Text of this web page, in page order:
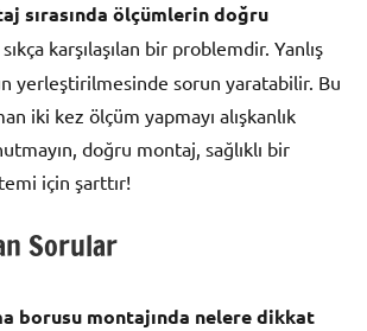
sırasında ölçümlerin doğru
karşılaşılan bir problemdir. Yanlış
yerleştirilmesinde sorun yaratabilir. Bu
iki kez ölçüm yapmayı alışkanlık
doğru montaj, sağlıklı bir
için şarttır!
Sorular
borusu montajında nelere dikkat